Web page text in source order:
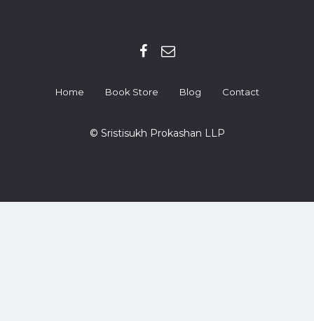
Home Book Store Blog Contact
© Sristisukh Prokashan LLP